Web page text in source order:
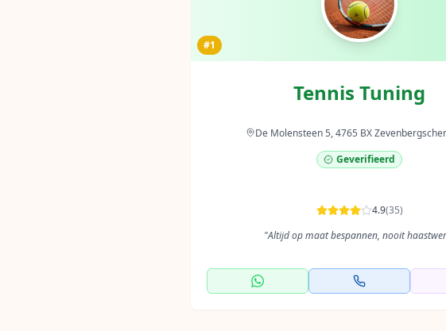
#1
Tennis Tuning
De Molensteen 5, 4765 BX
Geverifieerd
4.9(35)
"Altijd op maat bespannen, nooit